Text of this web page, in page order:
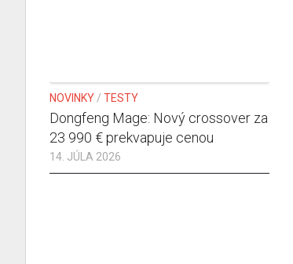
NOVINKY / TESTY
Dongfeng Mage: Nový crossover za
23 990 € prekvapuje cenou
14. JÚLA 2026